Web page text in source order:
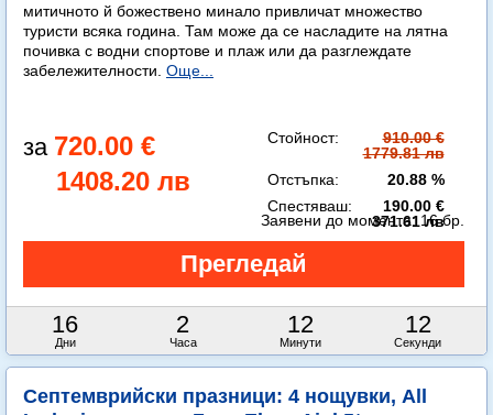
митичното й божествено минало привличат множество
туристи всяка година. Там може да се насладите на лятна
почивка с водни спортове и плаж или да разглеждате
забележителности. Още...
720.00 €
1408.20 лв
Стойност:
910.00 €
1779.81 лв
Отстъпка:
20.88 %
Спестяваш:
190.00 €
371.61 лв
16
Дни
2
Часа
12
Минути
10
Секунди
Заявени до момента:16 бр.
Септемврийски празници: 4 нощувки, All